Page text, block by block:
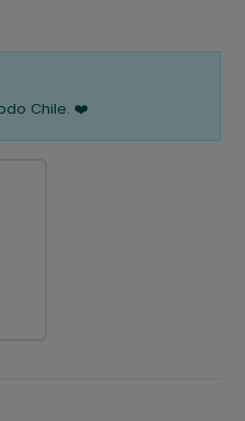
Chile. ❤️